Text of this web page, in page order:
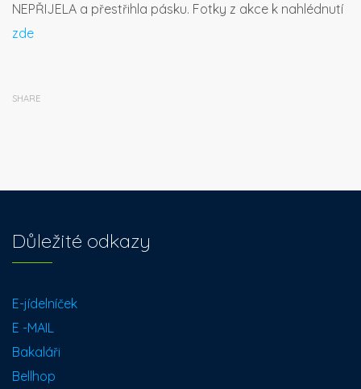
NEPŘIJELA a přestřihla pásku. Fotky z akce k nahlédnutí
zde
SHARE
Důležité odkazy
E-jídelníček
E -MAIL
Bakaláři
Bellhop